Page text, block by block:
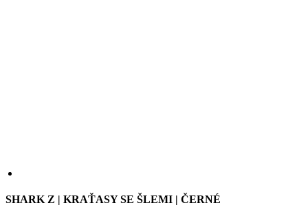
všestrannosti a širokému rozsahu teplot, ve kterých se dají výrobky z